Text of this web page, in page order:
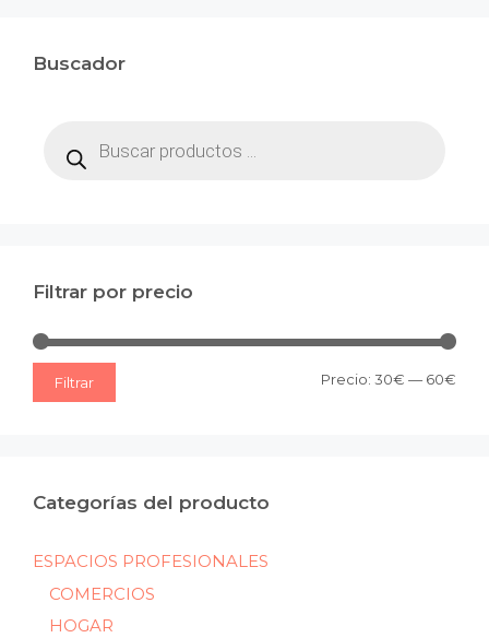
Buscador
productos
Filtrar por precio
Filtrar Precio: 30€ — 60€
Categorías del producto
ESPACIOS PROFESIONALES
COMERCIOS
HOGAR